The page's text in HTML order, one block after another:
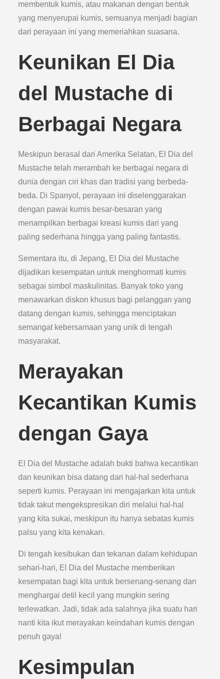
membentuk kumis, atau makanan dengan bentuk
yang menyerupai kumis, semuanya menjadi bagian
dari perayaan ini yang memeriahkan suasana.
Keunikan El Dia
del Mustache di
Berbagai Negara
Meskipun berasal dari Amerika Selatan, El Dia del
Mustache telah merambah ke berbagai negara di
dunia dengan ciri khas dan tradisi yang berbeda-
beda. Di Spanyol, perayaan ini diselenggarakan
dengan pawai kumis besar-besaran yang
menampilkan berbagai kreasi kumis dari yang
paling sederhana hingga yang paling fantastis.
Sementara itu, di Jepang, El Dia del Mustache
dijadikan kesempatan untuk menghormati kumis
sebagai simbol maskulinitas. Banyak toko yang
menawarkan diskon khusus bagi pelanggan yang
datang dengan kumis, sehingga menciptakan
semangat kebersamaan yang unik di tengah
masyarakat.
Merayakan
Kecantikan Kumis
dengan Gaya
El Dia del Mustache adalah bukti bahwa kecantikan
dan keunikan bisa datang dari hal-hal sederhana
seperti kumis. Perayaan ini mengajarkan kita untuk
tidak takut mengekspresikan diri melalui hal-hal
yang kita sukai, meskipun itu hanya sebatas kumis
palsu yang kita kenakan.
Di tengah kesibukan dan tekanan dalam kehidupan
sehari-hari, El Dia del Mustache memberikan
kesempatan bagi kita untuk bersenang-senang dan
menghargai detil kecil yang mungkin sering
terlewatkan. Jadi, tidak ada salahnya jika suatu hari
nanti kita ikut merayakan keindahan kumis dengan
penuh gaya!
Kesimpulan